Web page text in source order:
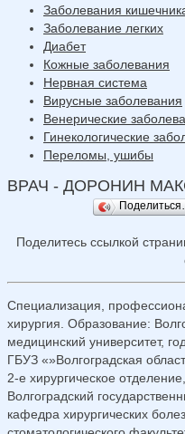
Заболевания
Заболевание легких
Диабет
Кожные заболевания
Нервная система
Вирусные заболевания
Венерические
Гинекологические
Переломы, ушибы
ВРАЧ - ДОРОНИН
Поделитесь ссылкой
Специализация,
хирургия. Образование:
медицинский университет,
ГБУЗ «»Волгоградская
2-е хирургическое
Волгоградский
кафедра хирургических